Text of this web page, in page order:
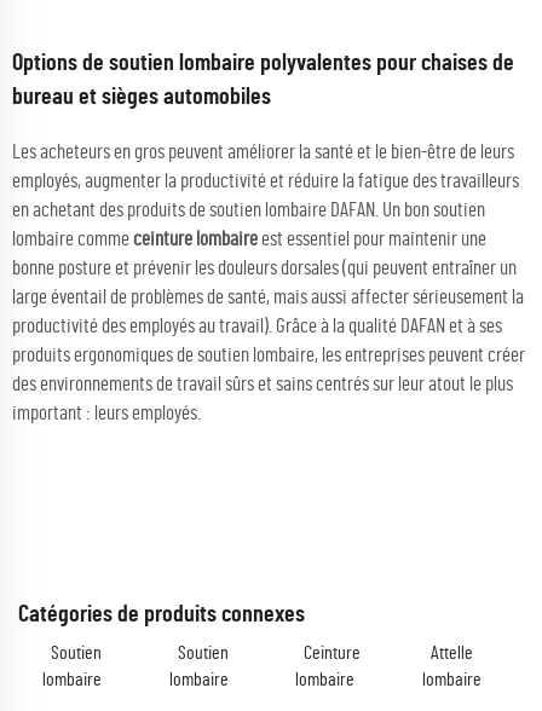
Options de soutien lombaire polyvalentes pour chaises de
bureau et sièges automobiles
Les acheteurs en gros peuvent améliorer la santé et le bien-être de leurs
employés, augmenter la productivité et réduire la fatigue des travailleurs
en achetant des produits de soutien lombaire DAFAN. Un bon soutien
lombaire commeceinture lombaireest essentiel pour maintenir une
bonne posture et prévenir les douleurs dorsales (qui peuvent entraîner un
large éventail de problèmes de santé, mais aussi affecter sérieusement la
productivité des employés au travail). Grâce à la qualité DAFAN et à ses
produits ergonomiques de soutien lombaire, les entreprises peuvent créer
des environnements de travail sûrs et sains centrés sur leur atout le plus
important : leurs employés.
Catégories de produits connexes
Soutien
lombaire
Soutien
lombaire
Ceinture
lombaire
Attelle
lombaire